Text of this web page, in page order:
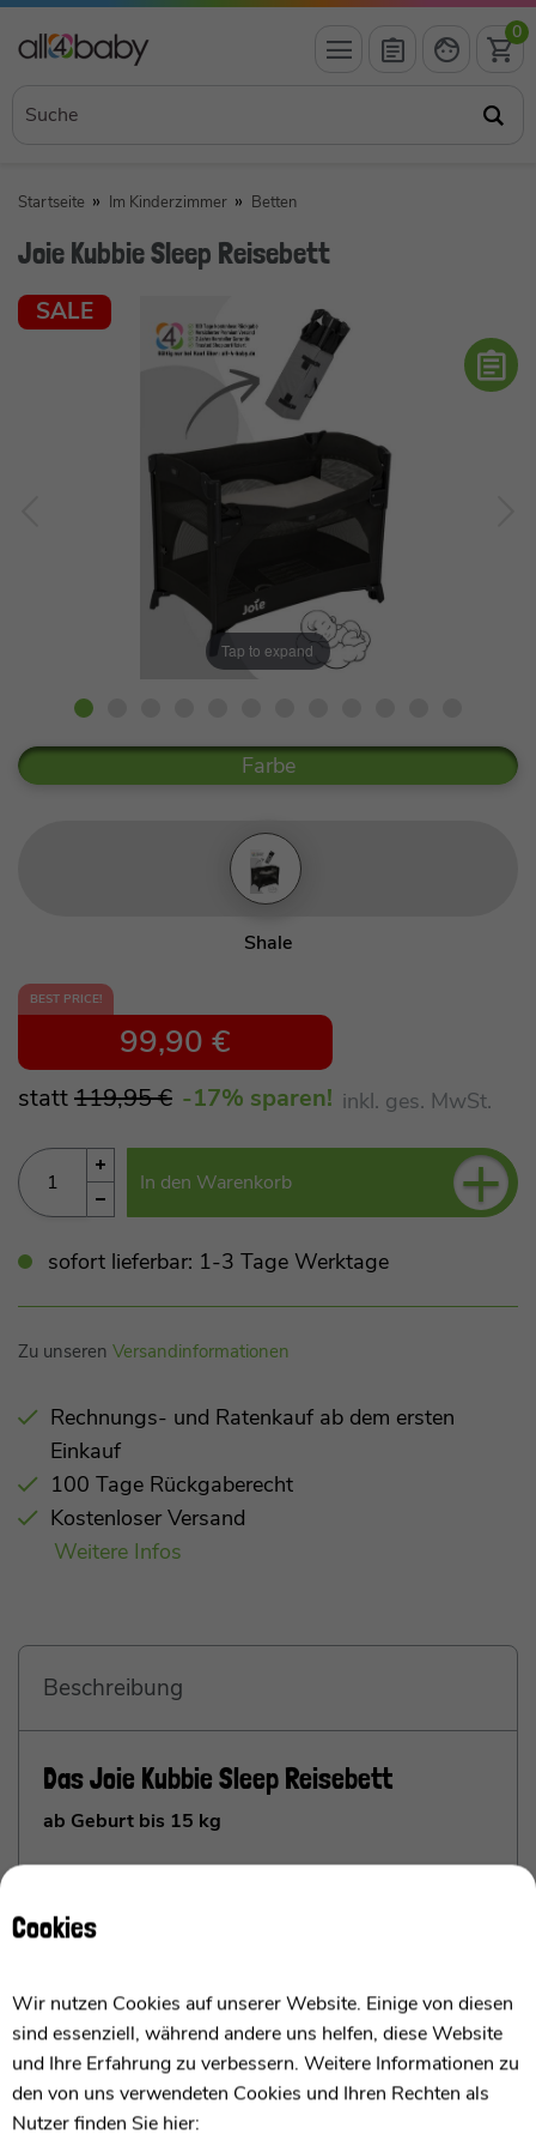
0
Startseite Im Kinderzimmer Betten
Joie Kubbie Sleep Reisebett
SALE
Tap to expand
Farbe
Shale
BEST PRICE!
99,90 €
statt119,95 € -17% sparen! inkl. ges. MwSt.
In den Warenkorb +
sofort lieferbar: 1-3 Tage Werktage
Zu unseren Versandinformationen
Rechnungs- und Ratenkauf ab dem ersten
Einkauf
100 Tage Rückgaberecht
Kostenloser Versand
Weitere Infos
Beschreibung
Das Joie Kubbie Sleep Reisebett
ab Geburt bis 15 kg
Reisefreundliches und
compact design with low weight
Seitlich absenkbares Seitenteilfür Co-
Sleeping direkt neben dem Elternbett– Side
panel lowers for co-sleeping right next to the
parents’ bed
Cookies
Wir nutzen Cookies auf unserer Website. Einige von diesen
sind essenziell, während andere uns helfen, diese Website
und Ihre Erfahrung zu verbessern. Weitere Informationen zu
den von uns verwendeten Cookies und Ihren Rechten als
Nutzer finden Sie hier: